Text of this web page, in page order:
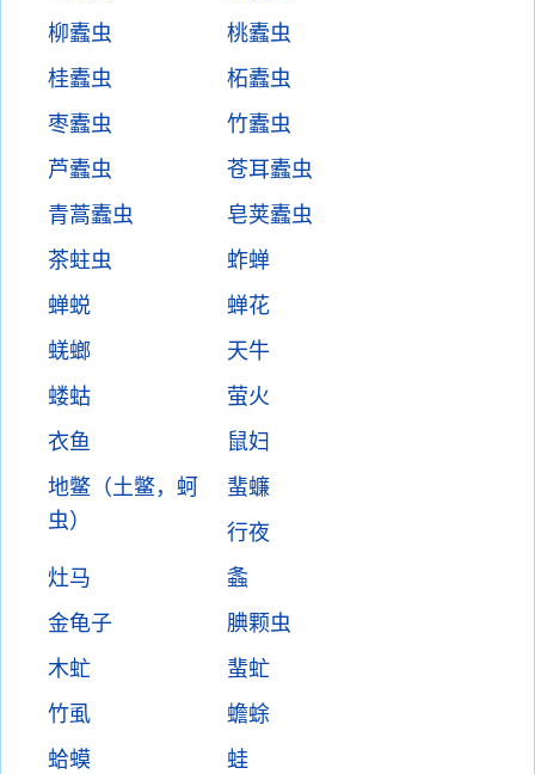
柳蠹虫
桃蠹虫
桂蠹虫
柘蠹虫
枣蠹虫
竹蠹虫
芦蠹虫
苍耳蠹虫
青蒿蠹虫
皂荚蠹虫
茶蛀虫
蚱蝉
蝉蜕
蝉花
蜣螂
天牛
蝼蛄
萤火
衣鱼
鼠妇
地鳖（土鳖，蚵
虫）
蜚蠊
行夜
灶马
螽
金龟子
腆颗虫
木虻
蜚虻
竹虱
蟾蜍
蛤蟆
蛙